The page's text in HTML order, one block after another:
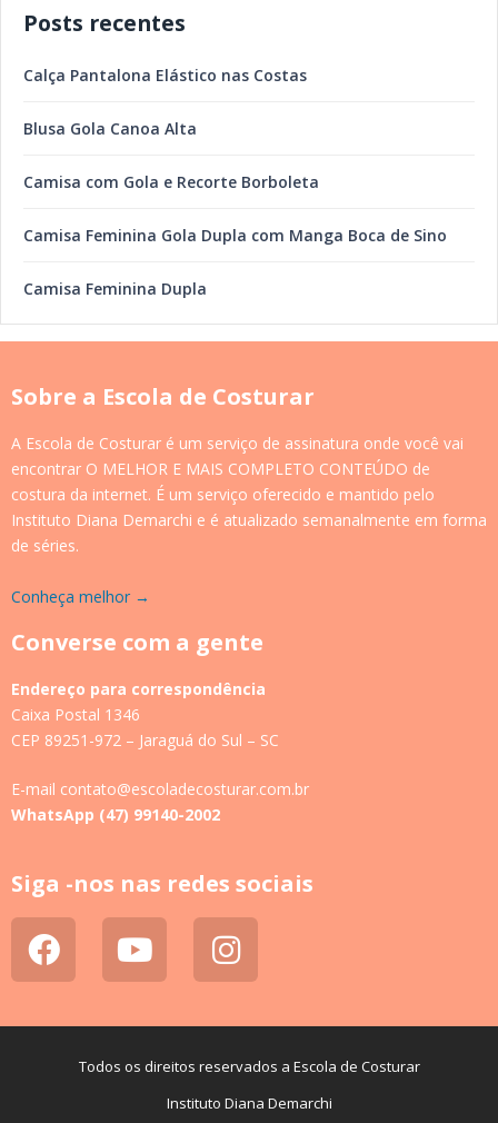
Posts recentes
Calça Pantalona Elástico nas Costas
Blusa Gola Canoa Alta
Camisa com Gola e Recorte Borboleta
Camisa Feminina Gola Dupla com Manga Boca de Sino
Camisa Feminina Dupla
Sobre a Escola de Costurar
A Escola de Costurar é um serviço de assinatura onde você vai
encontrar O MELHOR E MAIS COMPLETO CONTEÚDO de
costura da internet. É um serviço oferecido e mantido pelo
Instituto Diana Demarchi e é atualizado semanalmente em forma
de séries.
Conheça melhor →
Converse com a gente
Endereço para correspondência
Caixa Postal 1346
CEP 89251-972 – Jaraguá do Sul – SC
E-mail contato@escoladecosturar.com.br
WhatsApp (47) 99140-2002
Siga -nos nas redes sociais
Todos os direitos reservados a Escola de Costurar
Instituto Diana Demarchi